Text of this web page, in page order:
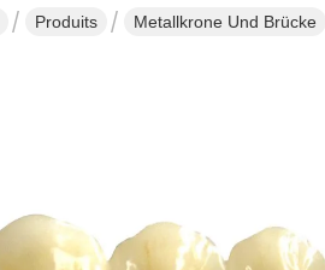
Produits Metallkrone Und Brücke